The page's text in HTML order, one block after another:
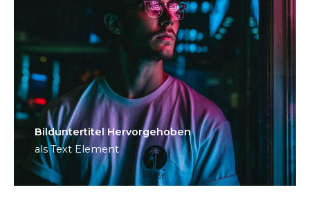
Bild­unter­titel Hervorgehoben
als Text Element